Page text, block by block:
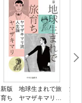
新版 地球生まれで旅
育ち ヤマザキマリ流
激